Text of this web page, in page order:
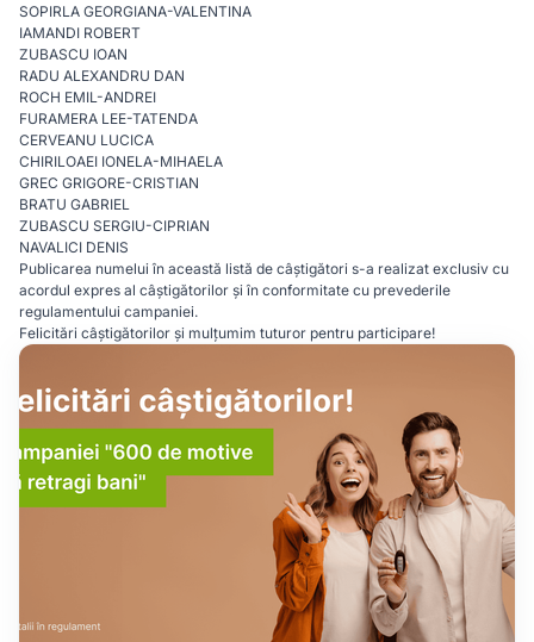
SOPIRLA GEORGIANA-VALENTINA
IAMANDI ROBERT
ZUBASCU IOAN
RADU ALEXANDRU DAN
ROCH EMIL-ANDREI
FURAMERA LEE-TATENDA
CERVEANU LUCICA
CHIRILOAEI IONELA-MIHAELA
GREC GRIGORE-CRISTIAN
BRATU GABRIEL
ZUBASCU SERGIU-CIPRIAN
NAVALICI DENIS
Publicarea numelui în această listă de câștigători s-a realizat exclusiv cu
acordul expres al câștigătorilor și în conformitate cu prevederile
regulamentului campaniei.
Felicitări câștigătorilor și mulțumim tuturor pentru participare!